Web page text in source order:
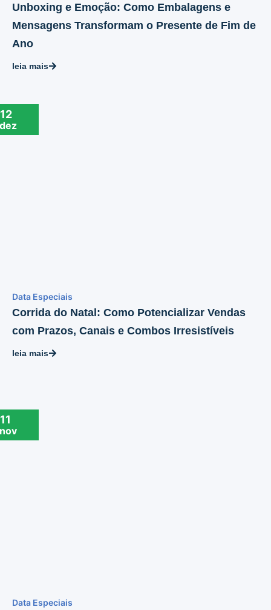
Unboxing e Emoção: Como Embalagens e
Mensagens Transformam o Presente de Fim de
Ano
leia mais
12
dez
Data Especiais
Corrida do Natal: Como Potencializar Vendas
com Prazos, Canais e Combos Irresistíveis
leia mais
11
nov
Data Especiais